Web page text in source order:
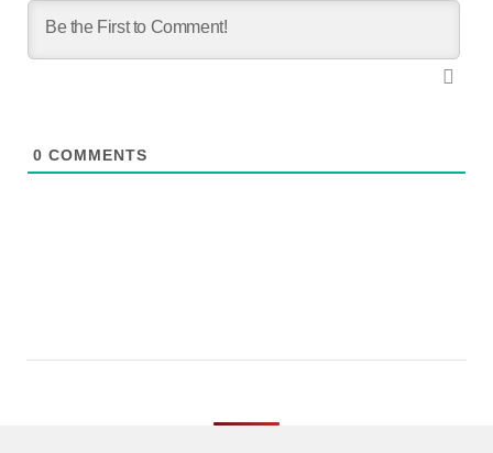
0 COMMENTS